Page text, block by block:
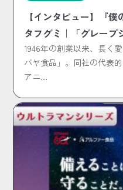
【インタビュー】『
タフグミ｜「グレー
1946年の創業以来、長く
バヤ食品」。同社の代表
アニ…